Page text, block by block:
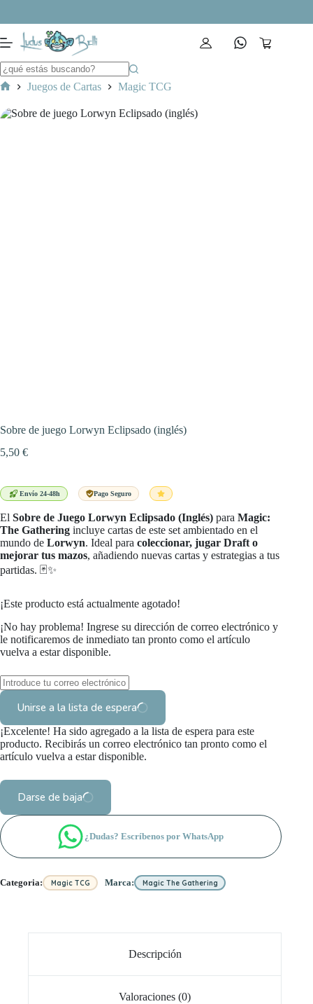
contenido
Carro
Juegos de Cartas Magic TCG
Sobre de juego Lorwyn Eclipsado (inglés)
5,50 €
Envío 24-48h Pago Seguro
El Sobre de Juego Lorwyn Eclipsado (Inglés) para Magic:
The Gathering incluye cartas de este set ambientado en el
mundo de Lorwyn. Ideal para coleccionar, jugar Draft o
mejorar tus mazos, añadiendo nuevas cartas y estrategias a tus
partidas. 🃏✨
¡Este producto está actualmente agotado!
¡No hay problema! Ingrese su dirección de correo electrónico y
le notificaremos de inmediato tan pronto como el artículo
vuelva a estar disponible.
Unirse a la lista de espera
¡Excelente! Ha sido agregado a la lista de espera para este
producto. Recibirás un correo electrónico tan pronto como el
artículo vuelva a estar disponible.
Darse de baja
¿Dudas? Escríbenos por WhatsApp
Categoria: Magic TCG Marca: Magic The Gathering
Descripción
Valoraciones (0)